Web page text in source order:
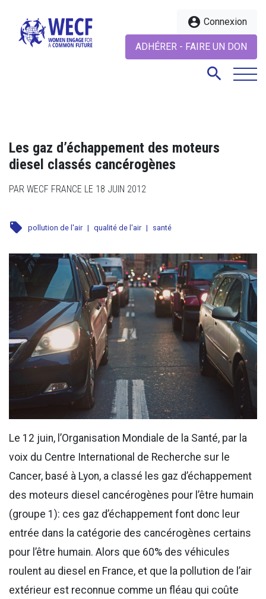
account_circle Connexion
ADHÉRER - FAIRE UN DON
search
Les gaz d’échappement des moteurs
diesel classés cancérogènes
PAR WECF FRANCE LE 18 JUIN 2012
local_offer pollution de l'air | qualité de l'air | santé
Le 12 juin, l’Organisation Mondiale de la Santé, par la
voix du Centre International de Recherche sur le
Cancer, basé à Lyon, a classé les gaz d’échappement
des moteurs diesel cancérogènes pour l’être humain
(groupe 1): ces gaz d’échappement font donc leur
entrée dans la catégorie des cancérogènes certains
pour l’être humain. Alors que 60% des véhicules
roulent au diesel en France, et que la pollution de l’air
extérieur est reconnue comme un fléau qui coûte